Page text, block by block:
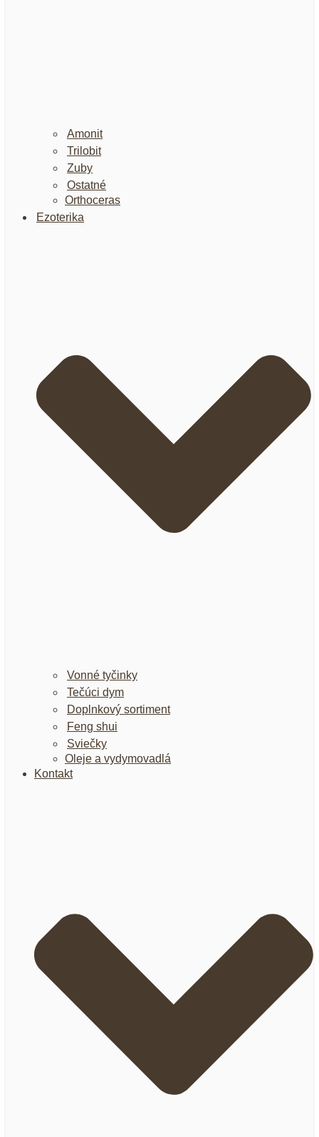
Amonit
Trilobit
Zuby
Ostatné
Orthoceras
Ezoterika
Vonné tyčinky
Tečúci dym
Doplnkový sortiment
Feng shui
Sviečky
Oleje a vydymovadlá
Kontakt